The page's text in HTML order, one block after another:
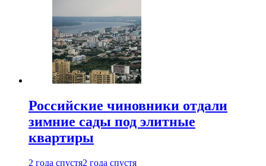
Российские чиновники отдали
зимние сады под элитные
квартиры
2 года спустя2 года спустя